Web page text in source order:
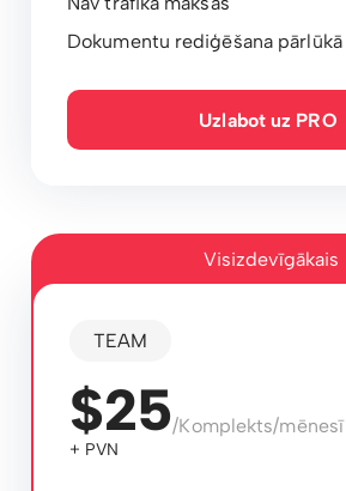
Dokumentu rediģēšana pārlūkā
Uzlabot uz PRO
Visizdevīgākais
TEAM
$25/Komplekts/mēnesī
+ PVN